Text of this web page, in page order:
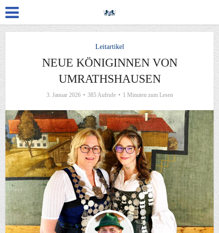
Leitartikel
NEUE KÖNIGINNEN VON
UMRATHSHAUSEN
3. Januar 2026 385 Aufrufe 1 Minuten zum Lesen